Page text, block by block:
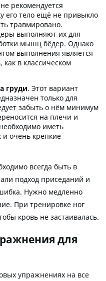
рекомендуется
его тело ещё не привыкло
травмировано.
выполняют их для
мышц бёдер. Однако
выполнения является
в классическом
груди. Этот вариант
только для
забыть о нём минимум
на плечи и
иметь
очень крепкие
всегда быть в
подход приседаний и
Нужно медленно
При тренировке ног
кровь не застаивалась.
для
упражнениях на все